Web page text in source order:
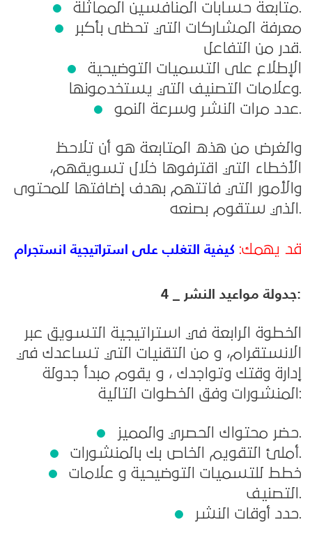
متابعة حسابات المنافسين المماثلة.
معرفة المشاركات التي تحظى بأكبر
قدر من التفاعل.
الإطلاع على التسميات التوضيحية
وعلامات التصنيف التي يستخدمونها.
عدد مرات النشر وسرعة النمو.
والغرض من هذه المتابعة هو أن تلاحظ
الأخطاء التي اقترفوها خلال تسويقهم،
والأمور التي فاتتهم بهدف إضافتها للمحتوى
الذي ستقوم بصنعه.
قد يهمك: كيفية التغلب على استراتيجية انستجرام
4 _ جدولة مواعيد النشر:
الانستقرام، و من التقنيات التي تساعدك في
إدارة وقتك وتواجدك ، و يقوم مبدأ جدولة
المنشورات وفق الخطوات التالية:
حضر محتواك الحصري والمميز.
أملئ التقويم الخاص بك بالمنشورات.
خطط للتسميات التوضيحية و علامات
التصنيف.
حدد أوقات النشر.